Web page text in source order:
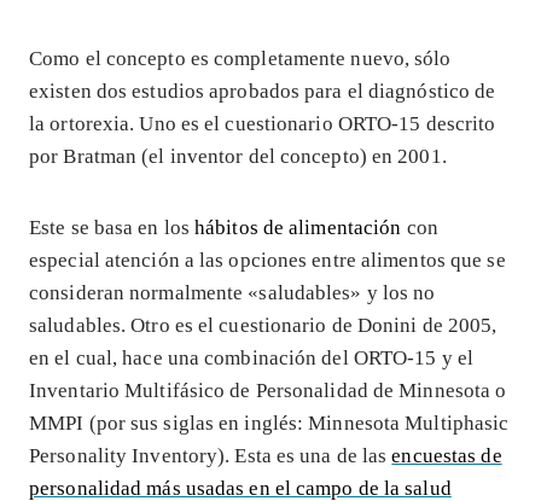
Como el concepto es completamente nuevo, sólo
existen dos estudios aprobados para el diagnóstico de
la ortorexia. Uno es el cuestionario ORTO-15 descrito
por Bratman (el inventor del concepto) en 2001.
Este se basa en loshábitos de alimentación con
especial atención a las opciones entre alimentos que se
consideran normalmente «saludables» y los no
saludables. Otro es el cuestionario de Donini de 2005,
en el cual, hace una combinación del ORTO-15 y el
Inventario Multifásico de Personalidad de Minnesota o
MMPI (por sus siglas en inglés: Minnesota Multiphasic
Personality Inventory). Esta es una de lasencuestas de
personalidad más usadas en el campo de la salud